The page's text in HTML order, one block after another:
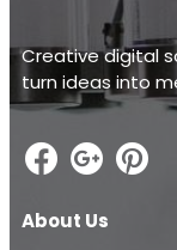
Creative digital
turn ideas into
About Us